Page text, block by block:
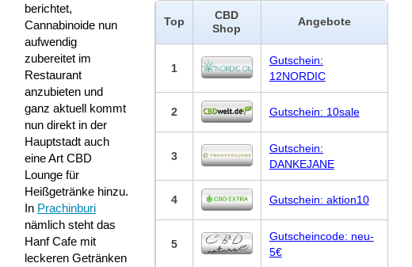
berichtet,
Cannabinoide nun
aufwendig
zubereitet im
Restaurant
anzubieten und
ganz aktuell kommt
nun direkt in der
Hauptstadt auch
eine Art CBD
Lounge für
Heißgetränke hinzu.
In Prachinburi
nämlich steht das
Hanf Cafe mit
leckeren Getränken
Top
CBD
Shop
Angebote
1
Gutschein:
12NORDIC
2 Gutschein: 10sale
3
Gutschein:
DANKEJANE
4 Gutschein: aktion10
5
Gutscheincode: neu-
5€